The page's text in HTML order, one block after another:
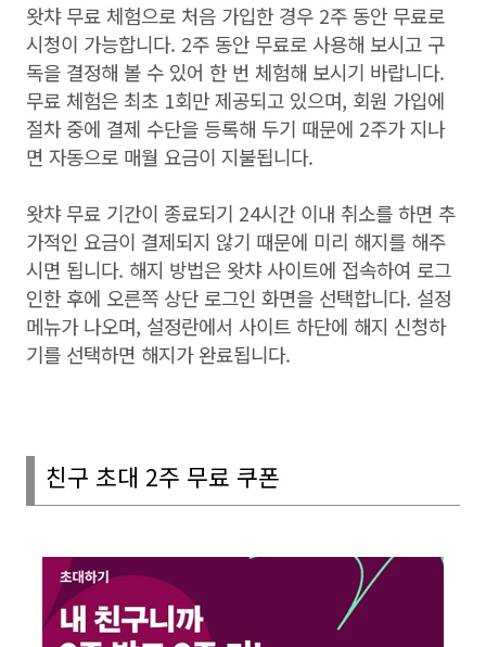
왓챠 무료 체험으로 처음 가입한 경우 2주 동안 무료로
시청이 가능합니다. 2주 동안 무료로 사용해 보시고 구
독을 결정해 볼 수 있어 한 번 체험해 보시기 바랍니다.
무료 체험은 최초 1회만 제공되고 있으며, 회원 가입에
절차 중에 결제 수단을 등록해 두기 때문에 2주가 지나
면 자동으로 매월 요금이 지불됩니다.
왓챠 무료 기간이 종료되기 24시간 이내 취소를 하면 추
가적인 요금이 결제되지 않기 때문에 미리 해지를 해주
시면 됩니다. 해지 방법은 왓챠 사이트에 접속하여 로그
인한 후에 오른쪽 상단 로그인 화면을 선택합니다. 설정
메뉴가 나오며, 설정란에서 사이트 하단에 해지 신청하
기를 선택하면 해지가 완료됩니다.
친구 초대 2주 무료 쿠폰